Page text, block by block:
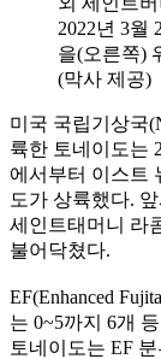
2022년 3월
을(오른쪽)
(막사 제공)
미국 국립기상국
륙한 토네이도는
에서부터 이스트
도가 상륙했다.
세인트태머니 라
불어닥쳤다.
EF(Enhanced
는 0~5까지 6개
토네이도는 EF